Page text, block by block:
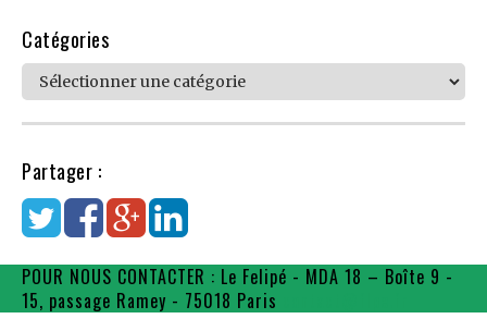
Catégories
Catégories
Partager :
POUR NOUS CONTACTER : Le Felipé - MDA 18 – Boîte 9 -
15, passage Ramey - 75018 Paris